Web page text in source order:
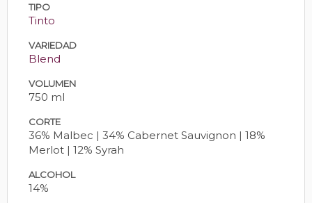
TIPO
Tinto
VARIEDAD
Blend
VOLUMEN
750 ml
CORTE
36% Malbec | 34% Cabernet Sauvignon | 18%
Merlot | 12% Syrah
ALCOHOL
14%